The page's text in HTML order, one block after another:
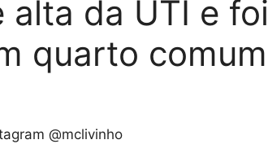
alta da UTI e foi
quarto comum
@mclivinho